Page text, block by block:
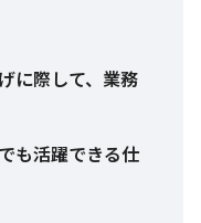
に際して、業務
も活躍できる仕